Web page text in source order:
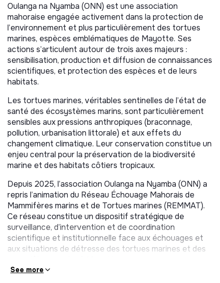
Oulanga na Nyamba (ONN) est une association
mahoraise engagée activement dans la protection de
l’environnement et plus particulièrement des tortues
marines, espèces emblématiques de Mayotte. Ses
actions s’articulent autour de trois axes majeurs :
sensibilisation, production et diffusion de connaissances
scientifiques, et protection des espèces et de leurs
habitats.
Les tortues marines, véritables sentinelles de l’état de
santé des écosystèmes marins, sont particulièrement
sensibles aux pressions anthropiques (braconnage,
pollution, urbanisation littorale) et aux effets du
changement climatique. Leur conservation constitue un
enjeu central pour la préservation de la biodiversité
marine et des habitats côtiers tropicaux.
Depuis 2025, l’association Oulanga na Nyamba (ONN) a
repris l’animation du Réseau Échouage Mahorais de
Mammifères marins et de Tortues marines (REMMAT).
Ce réseau constitue un dispositif stratégique de
surveillance, d’intervention et de coordination
scientifique et institutionnelle face aux échouages et
aux situations de détresse des tortues marines et des
See more